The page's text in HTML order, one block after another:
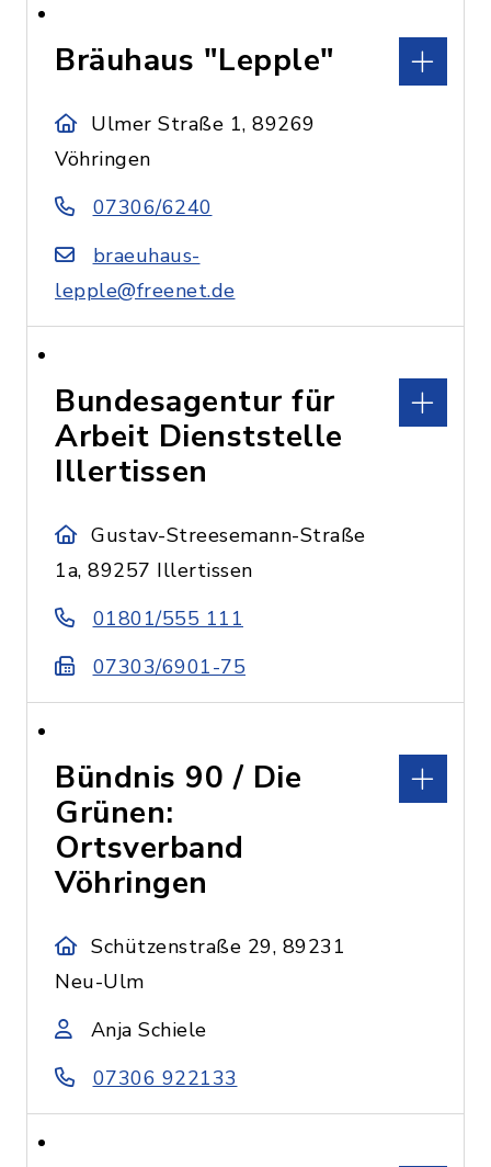
Bräuhaus "Lepple"
Ulmer Straße 1, 89269
Vöhringen
07306/6240
braeuhaus-
lepple@freenet.de
Bundesagentur für
Arbeit Dienststelle
Illertissen
Gustav-Streesemann-Straße
1a, 89257 Illertissen
01801/555 111
07303/6901-75
Bündnis 90 / Die
Grünen:
Ortsverband
Vöhringen
Schützenstraße 29, 89231
Neu-Ulm
Anja Schiele
07306 922133